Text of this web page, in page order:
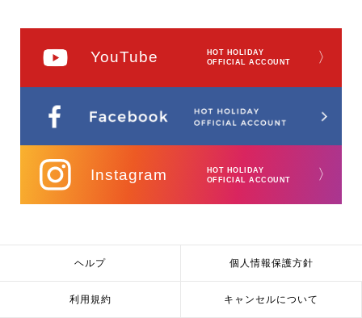
YouTube
HOT HOLIDAY
OFFICIAL ACCOUNT
〉
Instagram
HOT HOLIDAY
OFFICIAL ACCOUNT
〉
ヘルプ 個人情報保護方針
利用規約 キャンセルについて